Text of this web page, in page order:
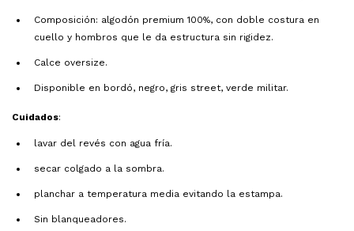
Composición: algodón premium 100%, con doble costura en
cuello y hombros que le da estructura sin rigidez.
Calce oversize.
Disponible en bordó, negro, gris street, verde militar.
Cuidados:
lavar del revés con agua fría.
secar colgado a la sombra.
planchar a temperatura media evitando la estampa.
Sin blanqueadores.